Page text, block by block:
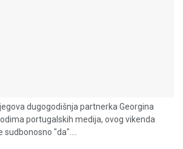
dugogodišnja partnerka Georgina
portugalskih medija, ovog vikenda
"da"....